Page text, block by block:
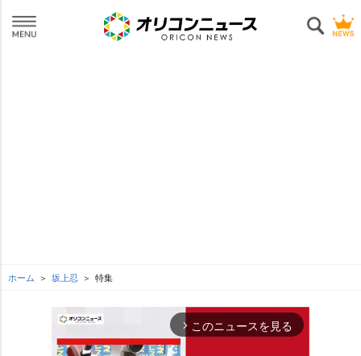
ホーム 坂上忍 特集
arrow_forward_ios このニュースを見る